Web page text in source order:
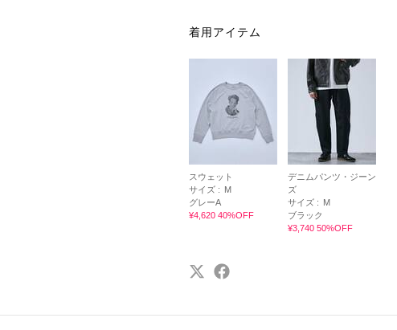
着用アイテム
スウェット
サイズ : M
グレーA
¥4,620 40%OFF
デニムパンツ・ジーン
ズ
サイズ : M
ブラック
¥3,740 50%OFF